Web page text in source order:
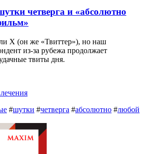
четверга и «абсолютно
X (он же «Твиттер»), но наш
из-за рубежа продолжает
твиты дня.
#шутки #четверга #абсолютно #любой